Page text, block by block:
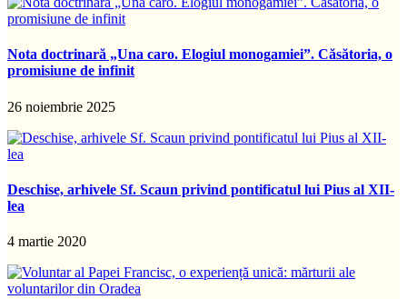
Nota doctrinară „Una caro. Elogiul monogamiei”. Căsătoria, o
promisiune de infinit
26 noiembrie 2025
Deschise, arhivele Sf. Scaun privind pontificatul lui Pius al XII-
lea
4 martie 2020